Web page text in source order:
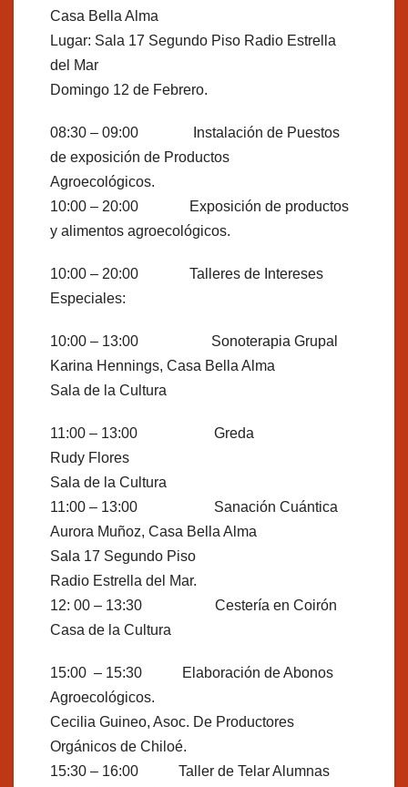
Casa Bella Alma
Lugar: Sala 17 Segundo Piso Radio Estrella
del Mar
Domingo 12 de Febrero.
08:30 – 09:00 Instalación de Puestos
de exposición de Productos
Agroecológicos.
10:00 – 20:00 Exposición de productos
y alimentos agroecológicos.
10:00 – 20:00 Talleres de Intereses
Especiales:
10:00 – 13:00 Sonoterapia Grupal
Karina Hennings, Casa Bella Alma
Sala de la Cultura
11:00 – 13:00 Greda
Rudy Flores
Sala de la Cultura
11:00 – 13:00 Sanación Cuántica
Aurora Muñoz, Casa Bella Alma
Sala 17 Segundo Piso
Radio Estrella del Mar.
12: 00 – 13:30 Cestería en Coirón
Casa de la Cultura
15:00 – 15:30 Elaboración de Abonos
Agroecológicos.
Cecilia Guineo, Asoc. De Productores
Orgánicos de Chiloé.
15:30 – 16:00 Taller de Telar Alumnas